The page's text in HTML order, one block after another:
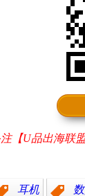
【U品出海联
耳机